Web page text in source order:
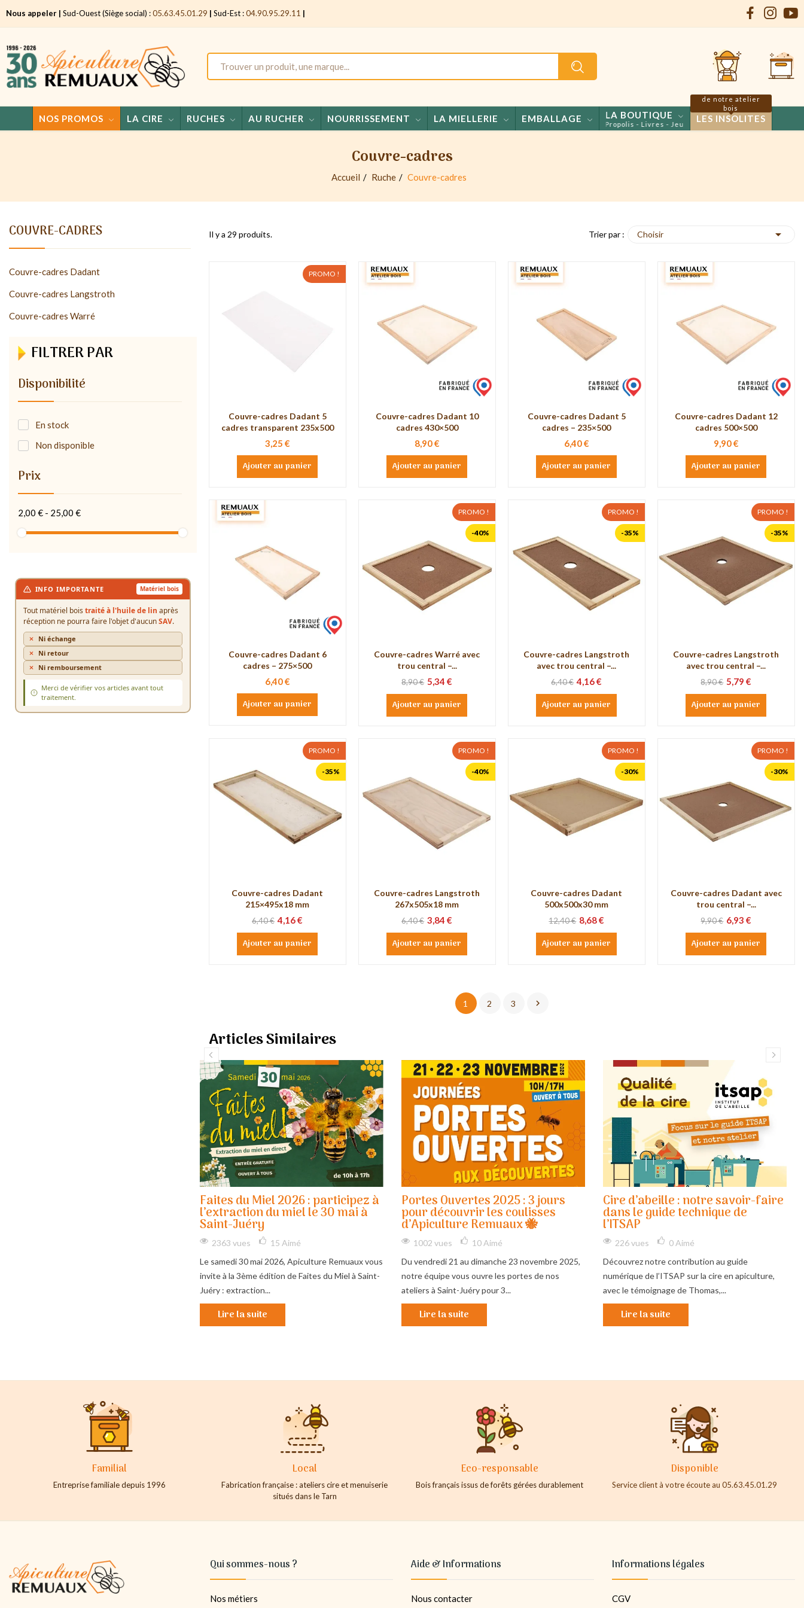
Nous appeler | Sud-Ouest (Siège social) :05.63.45.01.29 | Sud-Est :04.90.95.29.11 |
NOS PROMOS LA CIRE RUCHES AU RUCHER NOURRISSEMENT LA MIELLERIE EMBALLAGE LA BOUTIQUE
Miels - Confiseries - Propolis - Livres - Jeux
LES INSOLITES
de notre atelier
bois
Couvre-cadres
Accueil Ruche Couvre-cadres
COUVRE-CADRES
Couvre-cadres Dadant
Couvre-cadres Langstroth
Couvre-cadres Warré
FILTRER PAR
Disponibilité
En stock
Non disponible
Prix
2,00 € - 25,00 €
INFO IMPORTANTE Matériel bois
Tout matériel bois traité à l'huile de lin après
réception ne pourra faire l'objet d'aucunSAV.
Ni échange
Ni retour
Ni remboursement
Merci de vérifier vos articles avant tout
traitement.
Il y a 29 produits. Trier par : Choisir 
PROMO !
Couvre-cadres Dadant 5
cadres transparent 235x500
3,25 €
Ajouter au panier
Couvre-cadres Dadant 10
cadres 430×500
8,90 €
Ajouter au panier
Couvre-cadres Dadant 5
cadres – 235×500
6,40 €
Ajouter au panier
Couvre-cadres Dadant 12
cadres 500×500
9,90 €
Ajouter au panier
Couvre-cadres Dadant 6
cadres – 275×500
6,40 €
Ajouter au panier
PROMO !
-40%
Couvre-cadres Warré avec
trou central –...
8,90 € 5,34 €
Ajouter au panier
PROMO !
-35%
Couvre-cadres Langstroth
avec trou central –...
6,40 € 4,16 €
Ajouter au panier
PROMO !
-35%
Couvre-cadres Langstroth
avec trou central –...
8,90 € 5,79 €
Ajouter au panier
PROMO !
-35%
Couvre-cadres Dadant
215×495x18 mm
6,40 € 4,16 €
Ajouter au panier
PROMO !
-40%
Couvre-cadres Langstroth
267x505x18 mm
6,40 € 3,84 €
Ajouter au panier
PROMO !
-30%
Couvre-cadres Dadant
500x500x30 mm
12,40 € 8,68 €
Ajouter au panier
PROMO !
-30%
Couvre-cadres Dadant avec
trou central –...
9,90 € 6,93 €
Ajouter au panier
1 2 3 
Articles Similaires
Faites du Miel 2026 : participez à
l’extraction du miel le 30 mai à
Saint-Juéry
2363 vues 15 Aimé
Le samedi 30 mai 2026, Apiculture Remuaux vous
invite à la 3ème édition de Faites du Miel à Saint-
Juéry : extraction...
Lire la suite
Portes Ouvertes 2025 : 3 jours
pour découvrir les coulisses
d’Apiculture Remuaux 🐝
1002 vues 10 Aimé
Du vendredi 21 au dimanche 23 novembre 2025,
notre équipe vous ouvre les portes de nos
ateliers à Saint-Juéry pour 3...
Lire la suite
Cire d’abeille : notre savoir-faire
dans le guide technique de
l’ITSAP
226 vues 0 Aimé
Découvrez notre contribution au guide
numérique de l’ITSAP sur la cire en apiculture,
avec le témoignage de Thomas,...
Lire la suite
Familial
Entreprise familiale depuis 1996
Local
Fabrication française : ateliers cire et menuiserie
situés dans le Tarn
Eco-responsable
Bois français issus de forêts gérées durablement
Disponible
Service client à votre écoute au 05.63.45.01.29
Qui sommes-nous ?
Nos métiers
Aide & Informations
Nous contacter
Informations légales
CGV